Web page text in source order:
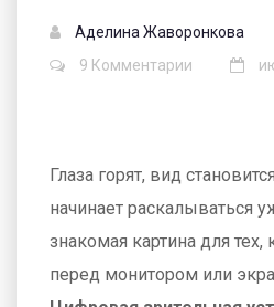
Аделина Жаворонкова
9 Комментарии
Глаза горят, вид
начинает раскалываться
знакомая картина для тех,
перед монитором или